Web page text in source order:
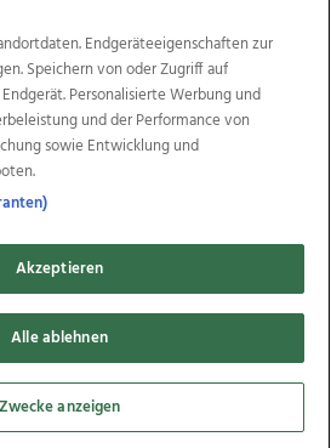
des Medienhauses Wimmer
OÖNow
Ischler Woche
OÖN Immobilien
Reise
Promenaden Galerien
wasistlos.at
Tips Zeitungs GmbH & Co KG
by11x11.net
Einstellungen bearbeiten
Endgeräteeigenschaften zur
Speichern von oder Zugriff auf
Personalisierte Werbung und
und der Performance von
sowie Entwicklung und
Akzeptieren
Alle ablehnen
Zwecke anzeigen